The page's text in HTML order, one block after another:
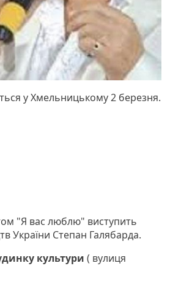
у Хмельницькому 2 березня.
"Я вас люблю" виступить
України Степан Галябарда.
культури( вулиця